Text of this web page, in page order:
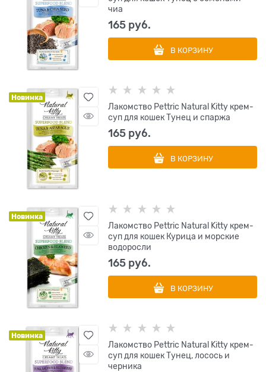
чиа
165 руб.
В КОРЗИНУ
Новинка
Лакомство Pettric Natural Kitty крем-
суп для кошек Тунец и спаржа
165 руб.
В КОРЗИНУ
Новинка
Лакомство Pettric Natural Kitty крем-
суп для кошек Курица и морские
водоросли
165 руб.
В КОРЗИНУ
Новинка
Лакомство Pettric Natural Kitty крем-
суп для кошек Тунец, лосось и
черника